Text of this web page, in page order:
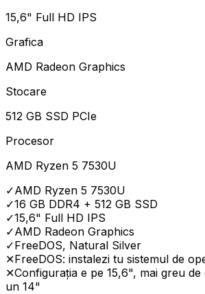
15,6" Full HD IPS
Grafica
AMD Radeon Graphics
Stocare
512 GB SSD PCIe
Procesor
AMD Ryzen 5 7530U
✓AMD Ryzen 5 7530U
✓16 GB DDR4 + 512 GB SSD
✓15,6" Full HD IPS
✓AMD Radeon Graphics
✓FreeDOS, Natural Silver
✕FreeDOS: instalezi tu sistemul de
✕Configurația e pe 15,6", mai greu
un 14"